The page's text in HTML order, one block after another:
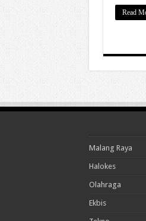
Read
Malang Raya
Halokes
Olahraga
Ekbis